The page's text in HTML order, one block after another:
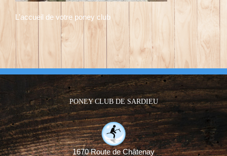
L’accueil de votre poney club
PONEY CLUB DE SARDIEU
1670 Route de Châtenay